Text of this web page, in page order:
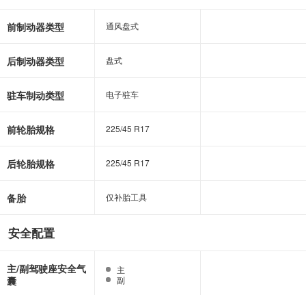
前制动器类型 通风盘式
后制动器类型 盘式
驻车制动类型 电子驻车
前轮胎规格 225/45 R17
后轮胎规格 225/45 R17
备胎 仅补胎工具
安全配置
主/副驾驶座安全气
囊
主
副
通风盘式
盘式
电子驻车
225/45 R17
225/45 R17
仅补胎工具
主
副